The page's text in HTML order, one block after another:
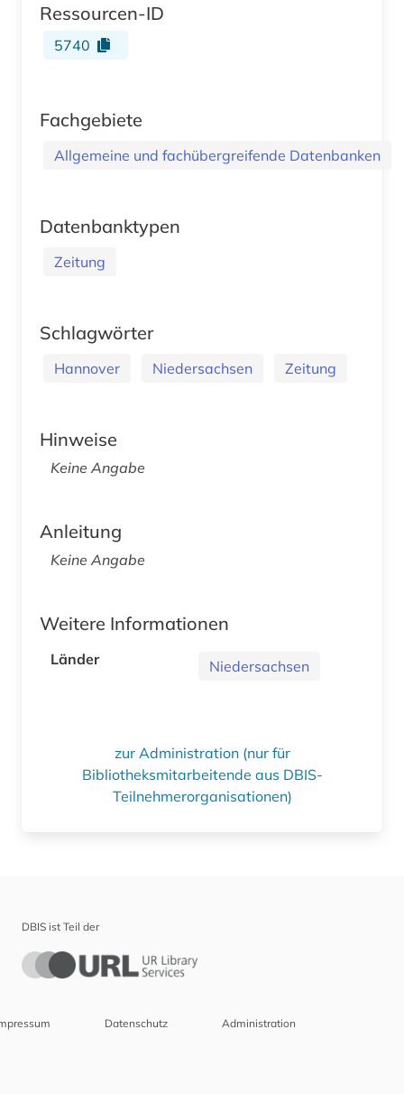
Ressourcen-ID
5740
Fachgebiete
Allgemeine und fachübergreifende Datenbanken
Datenbanktypen
Zeitung
Schlagwörter
Hannover Niedersachsen Zeitung
Hinweise
Keine Angabe
Anleitung
Keine Angabe
Weitere Informationen
Länder Niedersachsen
zur Administration (nur für
Bibliotheksmitarbeitende aus DBIS-
Teilnehmerorganisationen)
DBIS ist Teil der
Datenschutz Administration